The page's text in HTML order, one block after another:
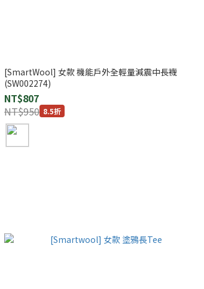
[SmartWool] 女款 機能戶外全輕量減震中長襪
(SW002274)
NT$807
NT$950 8.5折